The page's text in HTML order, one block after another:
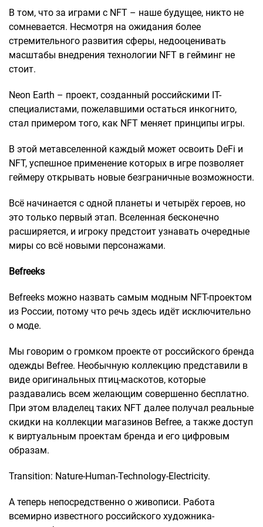
В том, что за играми с NFT – наше будущее, никто не
сомневается. Несмотря на ожидания более
стремительного развития сферы, недооценивать
масштабы внедрения технологии NFT в гейминг не
стоит.
Neon Earth – проект, созданный российскими IT-
специалистами, пожелавшими остаться инкогнито,
стал примером того, как NFT меняет принципы игры.
В этой метавселенной каждый может освоить DeFi и
NFT, успешное применение которых в игре позволяет
геймеру открывать новые безграничные возможности.
Всё начинается с одной планеты и четырёх героев, но
это только первый этап. Вселенная бесконечно
расширяется, и игроку предстоит узнавать очередные
миры со всё новыми персонажами.
Befreeks
Befreeks можно назвать самым модным NFT-проектом
из России, потому что речь здесь идёт исключительно
о моде.
Мы говорим о громком проекте от российского бренда
одежды Befree. Необычную коллекцию представили в
виде оригинальных птиц-маскотов, которые
раздавались всем желающим совершенно бесплатно.
При этом владелец таких NFT далее получал реальные
скидки на коллекции магазинов Befree, а также доступ
к виртуальным проектам бренда и его цифровым
образам.
Transition: Nature-Human-Technology-Electricity.
А теперь непосредственно о живописи. Работа
всемирно известного российского художника-